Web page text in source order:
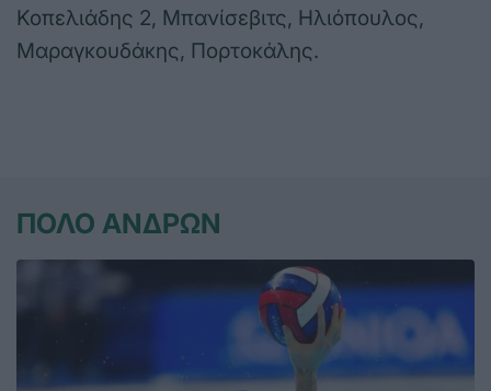
Κοπελιάδης 2, Μπανίσεβιτς, Ηλιόπουλος,
Μαραγκουδάκης, Πορτοκάλης.
ΠΟΛΟ ΑΝΔΡΩΝ